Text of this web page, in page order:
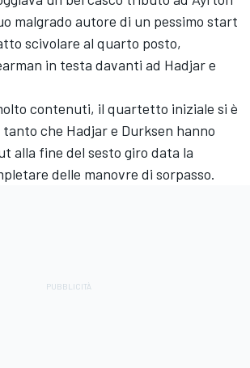
malgrado autore di un pessimo start
scivolare al quarto posto,
in testa davanti ad Hadjar e
contenuti, il quartetto iniziale si è
che Hadjar e Durksen hanno
alla fine del sesto giro data la
delle manovre di sorpasso.